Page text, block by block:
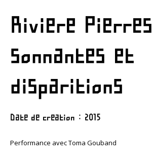
Riviere Pierres
sonnantes et
disparitions
Date de creation : 2015
Performance avec Toma Gouband